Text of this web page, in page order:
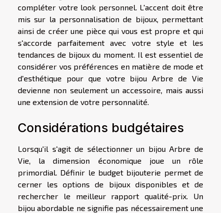
compléter votre look personnel. L'accent doit être
mis sur la personnalisation de bijoux, permettant
ainsi de créer une pièce qui vous est propre et qui
s'accorde parfaitement avec votre style et les
tendances de bijoux du moment. Il est essentiel de
considérer vos préférences en matière de mode et
d'esthétique pour que votre bijou Arbre de Vie
devienne non seulement un accessoire, mais aussi
une extension de votre personnalité.
Considérations budgétaires
Lorsqu'il s'agit de sélectionner un bijou Arbre de
Vie, la dimension économique joue un rôle
primordial. Définir le budget bijouterie permet de
cerner les options de bijoux disponibles et de
rechercher le meilleur rapport qualité-prix. Un
bijou abordable ne signifie pas nécessairement une